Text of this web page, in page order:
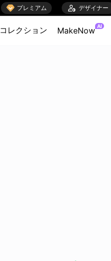
 プレミアム  デザイナー
コレクション MakeNow AI